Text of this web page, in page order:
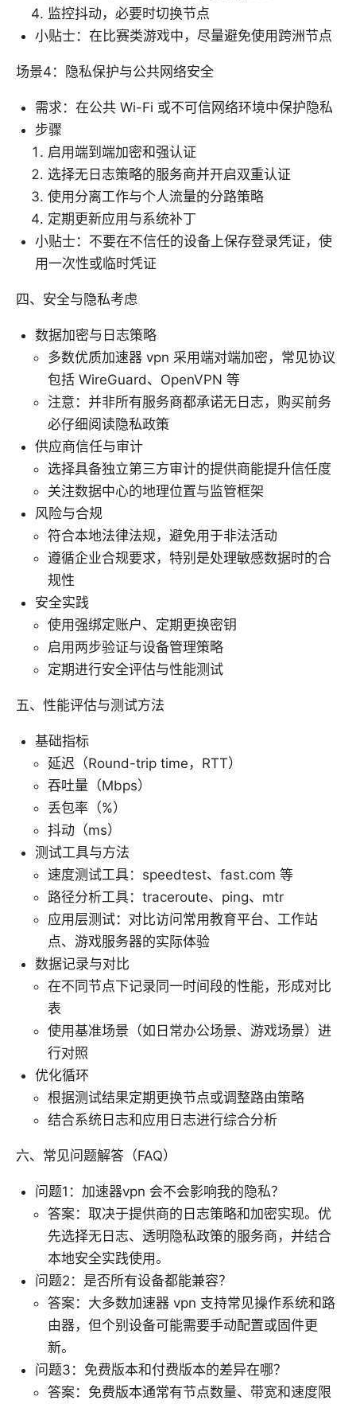
监控抖动，必要时切换节点
小贴士：在比赛类游戏中，尽量避免使用跨洲节点
场景4：隐私保护与公共网络安全
需求：在公共 Wi-Fi 或不可信网络环境中保护隐私
步骤
启用端到端加密和强认证
选择无日志策略的服务商并开启双重认证
使用分离工作与个人流量的分路策略
定期更新应用与系统补丁
小贴士：不要在不信任的设备上保存登录凭证，使
用一次性或临时凭证
四、安全与隐私考虑
数据加密与日志策略
多数优质加速器 vpn 采用端对端加密，常见协议
包括 WireGuard、OpenVPN 等
注意：并非所有服务商都承诺无日志，购买前务
必仔细阅读隐私政策
供应商信任与审计
选择具备独立第三方审计的提供商能提升信任度
关注数据中心的地理位置与监管框架
风险与合规
符合本地法律法规，避免用于非法活动
遵循企业合规要求，特别是处理敏感数据时的合
规性
安全实践
使用强绑定账户、定期更换密钥
启用两步验证与设备管理策略
定期进行安全评估与性能测试
五、性能评估与测试方法
基础指标
延迟（Round-trip time，RTT）
吞吐量（Mbps）
丢包率（%）
抖动（ms）
测试工具与方法
速度测试工具：speedtest、fast.com 等
路径分析工具：traceroute、ping、mtr
应用层测试：对比访问常用教育平台、工作站
点、游戏服务器的实际体验
数据记录与对比
在不同节点下记录同一时间段的性能，形成对比
表
使用基准场景（如日常办公场景、游戏场景）进
行对照
优化循环
根据测试结果定期更换节点或调整路由策略
结合系统日志和应用日志进行综合分析
六、常见问题解答（FAQ）
问题1：加速器vpn 会不会影响我的隐私？
答案：取决于提供商的日志策略和加密实现。优
先选择无日志、透明隐私政策的服务商，并结合
本地安全实践使用。
问题2：是否所有设备都能兼容？
答案：大多数加速器 vpn 支持常见操作系统和路
由器，但个别设备可能需要手动配置或固件更
新。
问题3：免费版本和付费版本的差异在哪？
答案：免费版本通常有节点数量、带宽和速度限